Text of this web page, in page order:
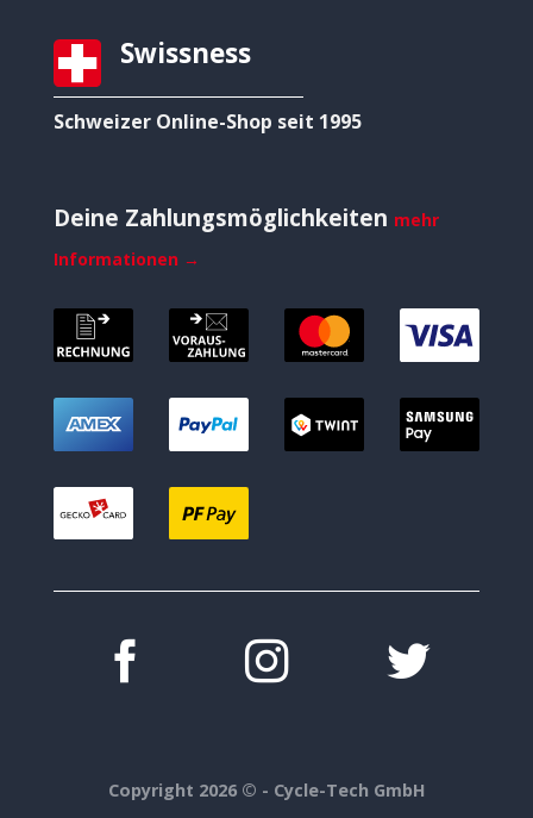
Swissness
Schweizer Online-Shop seit 1995
Deine Zahlungsmöglichkeiten mehr
Informationen →
Copyright 2026 © - Cycle-Tech GmbH